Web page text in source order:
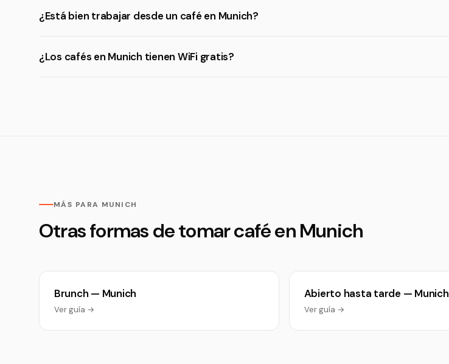
¿Está bien trabajar desde un café en Munich?
¿Los cafés en Munich tienen WiFi gratis?
MÁS PARA MUNICH
Otras formas de tomar café en Munich
Brunch — Munich
Ver guía →
Abierto hasta tarde — Munich
Ver guía →